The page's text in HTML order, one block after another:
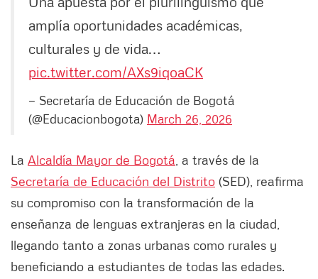
amplía oportunidades académicas,
culturales y de vida…
pic.twitter.com/AXs9iqoaCK
— Secretaría de Educación de Bogotá
(@Educacionbogota) March 26, 2026
La Alcaldía Mayor de Bogotá , a través de la
Secretaría de Educación del Distrito (SED), reafirma
su compromiso con la transformación de la
enseñanza de lenguas extranjeras en la ciudad,
llegando tanto a zonas urbanas como rurales y
beneficiando a estudiantes de todas las edades.